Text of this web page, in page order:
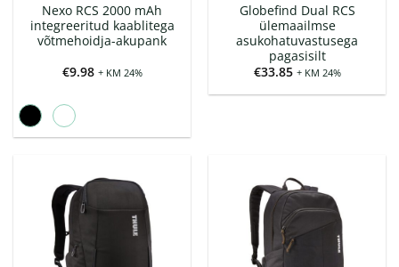
Nexo RCS 2000 mAh
integreeritud kaablitega
võtmehoidja-akupank
€9.98 + KM 24%
Globefind Dual RCS
ülemaailmse
asukohatuvastusega
pagasisilt
€33.85 + KM 24%